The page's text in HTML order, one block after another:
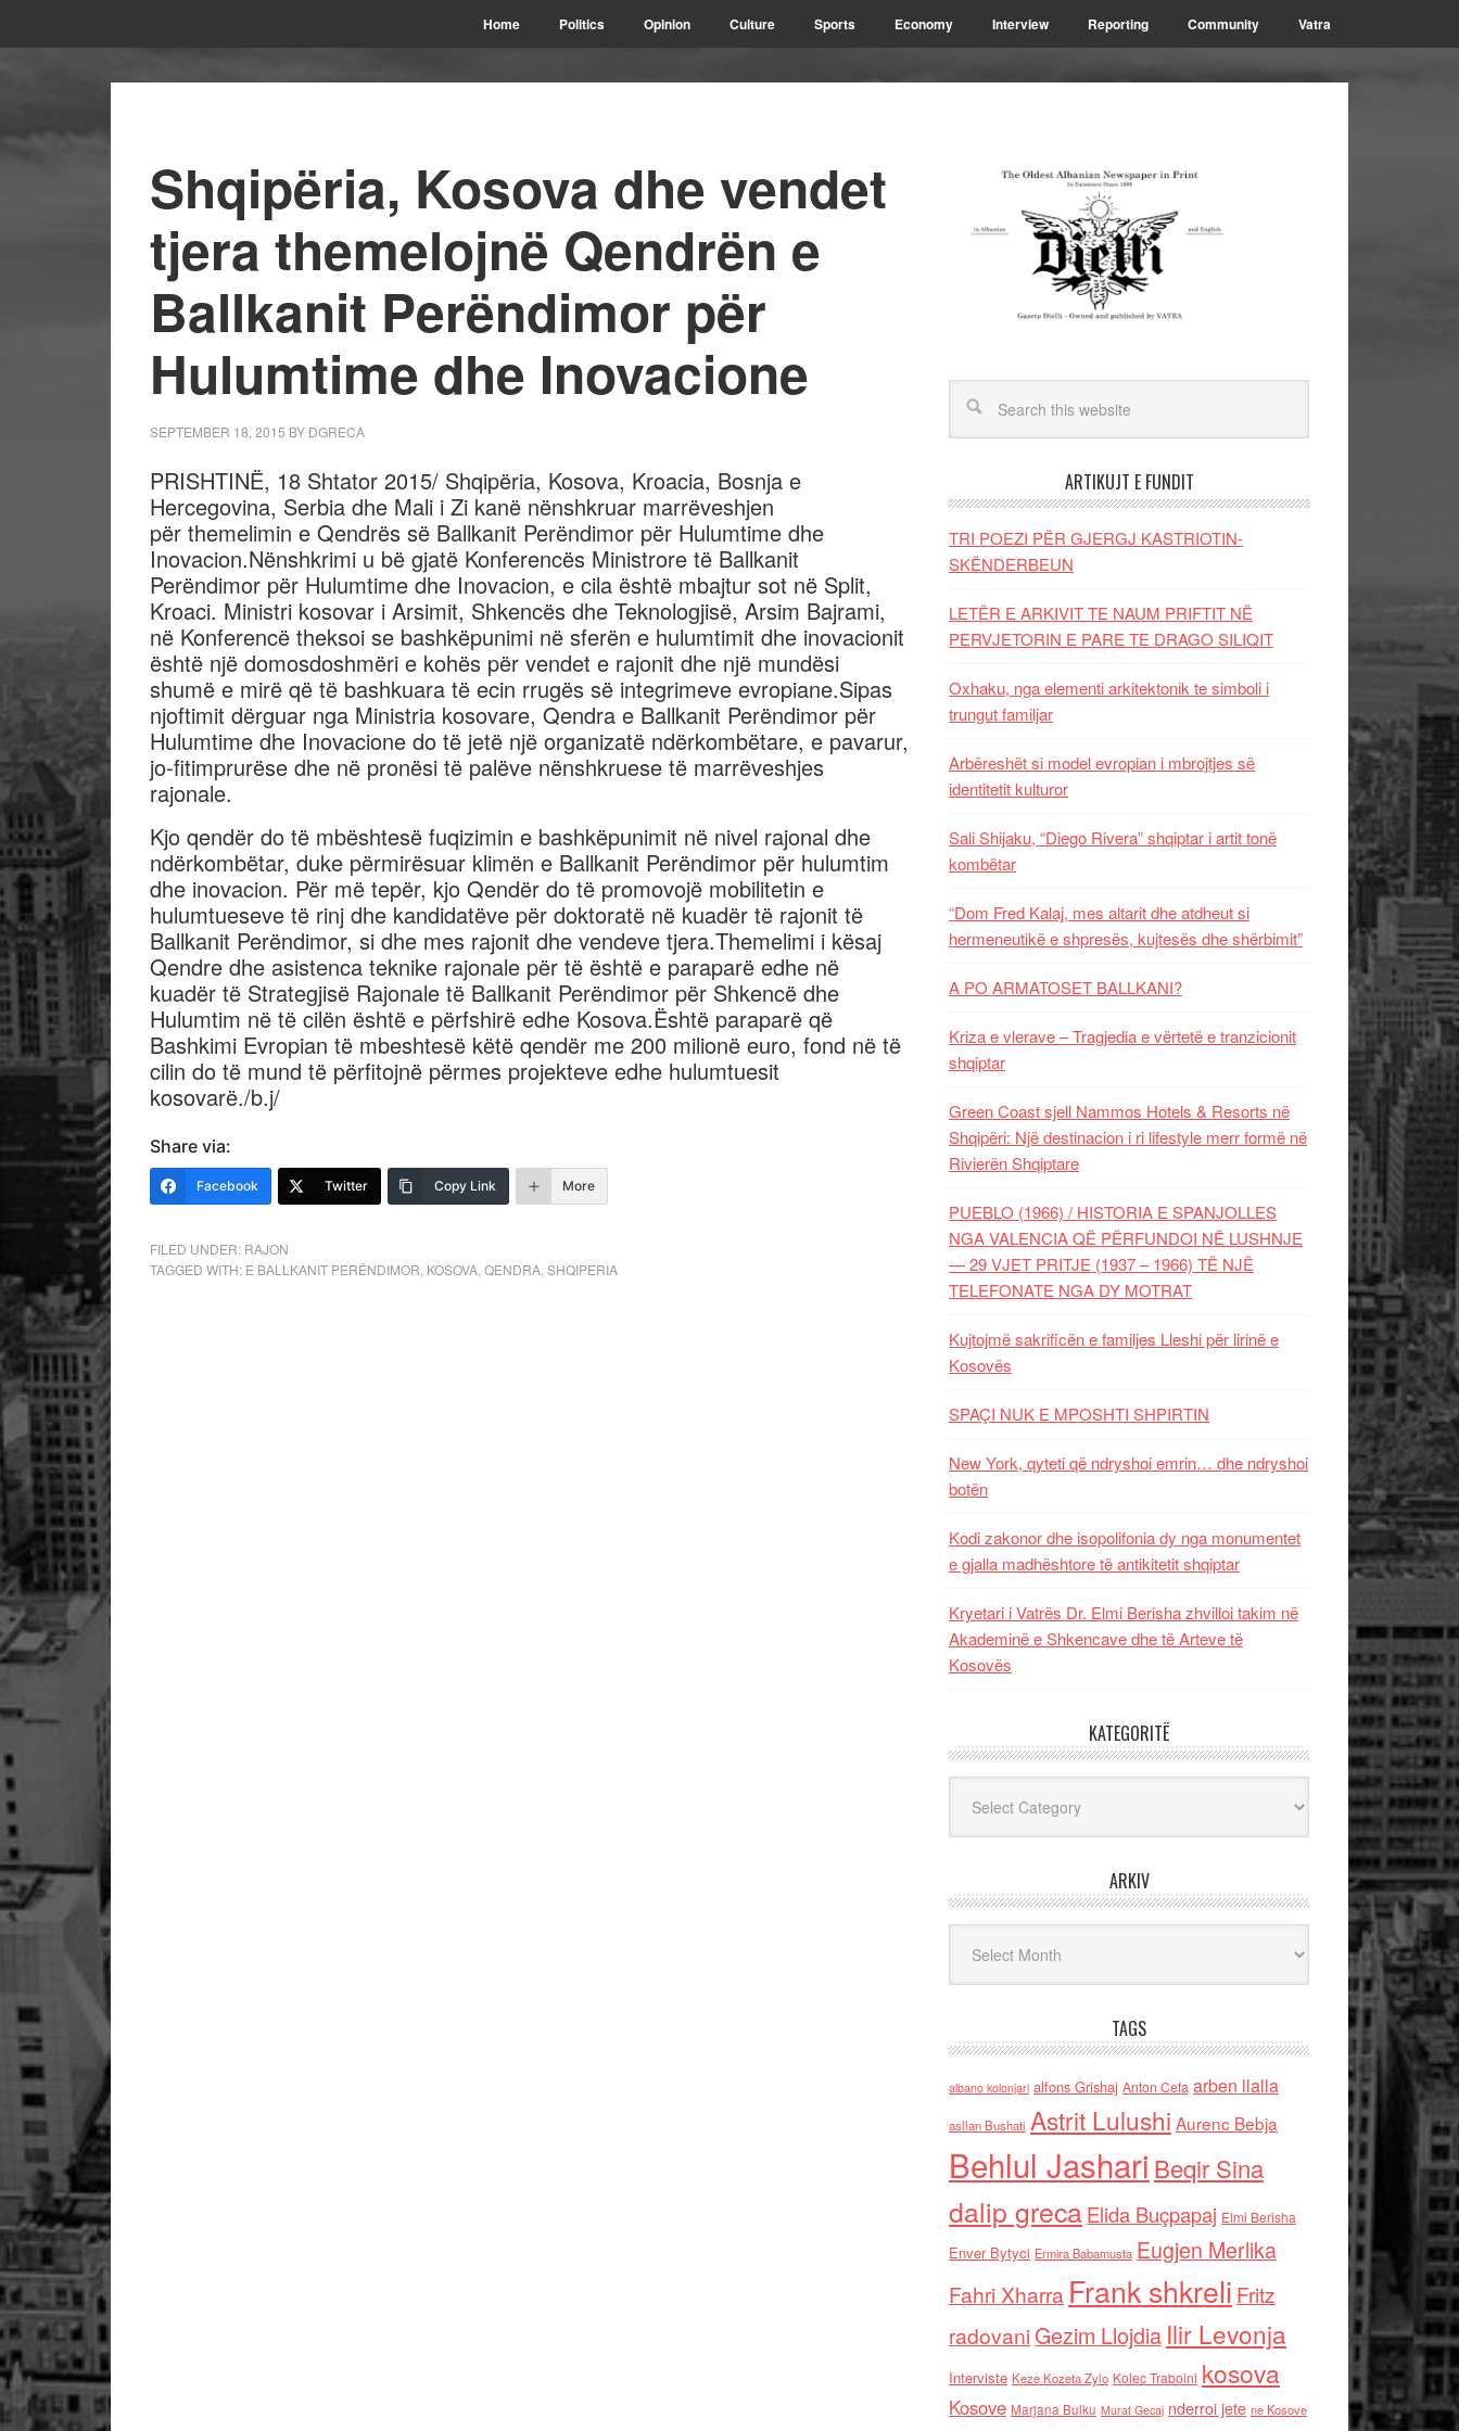
Home Politics Opinion Culture Sports Economy Interview Reporting Community Vatra
Shqipëria, Kosova dhe vendet
tjera themelojnë Qendrën e
Ballkanit Perëndimor për
Hulumtime dhe Inovacione
SEPTEMBER 18, 2015 BY DGRECA
PRISHTINË, 18 Shtator 2015/ Shqipëria, Kosova, Kroacia, Bosnja e
Hercegovina, Serbia dhe Mali i Zi kanë nënshkruar marrëveshjen
për themelimin e Qendrës së Ballkanit Perëndimor për Hulumtime dhe
Inovacion.Nënshkrimi u bë gjatë Konferencës Ministrore të Ballkanit
Perëndimor për Hulumtime dhe Inovacion, e cila është mbajtur sot në Split,
Kroaci. Ministri kosovar i Arsimit, Shkencës dhe Teknologjisë, Arsim Bajrami,
në Konferencë theksoi se bashkëpunimi në sferën e hulumtimit dhe inovacionit
është një domosdoshmëri e kohës për vendet e rajonit dhe një mundësi
shumë e mirë që të bashkuara të ecin rrugës së integrimeve evropiane.Sipas
njoftimit dërguar nga Ministria kosovare, Qendra e Ballkanit Perëndimor për
Hulumtime dhe Inovacione do të jetë një organizatë ndërkombëtare, e pavarur,
jo-fitimprurëse dhe në pronësi të palëve nënshkruese të marrëveshjes
rajonale.
Kjo qendër do të mbështesë fuqizimin e bashkëpunimit në nivel rajonal dhe
ndërkombëtar, duke përmirësuar klimën e Ballkanit Perëndimor për hulumtim
dhe inovacion. Për më tepër, kjo Qendër do të promovojë mobilitetin e
hulumtueseve të rinj dhe kandidatëve për doktoratë në kuadër të rajonit të
Ballkanit Perëndimor, si dhe mes rajonit dhe vendeve tjera.Themelimi i kësaj
Qendre dhe asistenca teknike rajonale për të është e paraparë edhe në
kuadër të Strategjisë Rajonale të Ballkanit Perëndimor për Shkencë dhe
Hulumtim në të cilën është e përfshirë edhe Kosova.Është paraparë që
Bashkimi Evropian të mbeshtesë këtë qendër me 200 milionë euro, fond në të
cilin do të mund të përfitojnë përmes projekteve edhe hulumtuesit
kosovarë./b.j/
Share via:
Facebook Twitter Copy Link More
FILED UNDER: RAJON
TAGGED WITH: E BALLKANIT PERËNDIMOR KOSOVA QENDRA SHQIPERIA
ARTIKUJT E FUNDIT
TRI POEZI PËR GJERGJ KASTRIOTIN-
SKËNDERBEUN
LETËR E ARKIVIT TE NAUM PRIFTIT NË
PERVJETORIN E PARE TE DRAGO SILIQIT
Oxhaku, nga elementi arkitektonik te simboli i
trungut familjar
Arbëreshët si model evropian i mbrojtjes së
identitetit kulturor
Sali Shijaku, “Diego Rivera” shqiptar i artit tonë
kombëtar
“Dom Fred Kalaj, mes altarit dhe atdheut si
hermeneutikë e shpresës, kujtesës dhe shërbimit”
A PO ARMATOSET BALLKANI?
Kriza e vlerave – Tragjedia e vërtetë e tranzicionit
shqiptar
Green Coast sjell Nammos Hotels & Resorts në
Shqipëri: Një destinacion i ri lifestyle merr formë në
Rivierën Shqiptare
PUEBLO (1966) / HISTORIA E SPANJOLLES
NGA VALENCIA QË PËRFUNDOI NË LUSHNJE
— 29 VJET PRITJE (1937 – 1966) TË NJË
TELEFONATE NGA DY MOTRAT
Kujtojmë sakrificën e familjes Lleshi për lirinë e
Kosovës
SPAÇI NUK E MPOSHTI SHPIRTIN
New York, qyteti që ndryshoi emrin… dhe ndryshoi
botën
Kodi zakonor dhe isopolifonia dy nga monumentet
e gjalla madhështore të antikitetit shqiptar
Kryetari i Vatrës Dr. Elmi Berisha zhvilloi takim në
Akademinë e Shkencave dhe të Arteve të
Kosovës
KATEGORITË
ARKIV
TAGS
albano kolonjari alfons Grishaj Anton Cefa arben llalla
asllan Bushati Astrit Lulushi Aurenc Bebja
Behlul Jashari Beqir Sina
dalip grecaElida Buçpapaj Elmi Berisha
Enver Bytyci Ermira Babamusta Eugjen Merlika
Fahri Xharra Frank shkreli Fritz
radovaniGezim Llojdia Ilir Levonja
Interviste Keze Kozeta Zylo Kolec Traboini kosova
Kosove Marjana Bulku Murat Gecaj nderroi jete ne Kosove